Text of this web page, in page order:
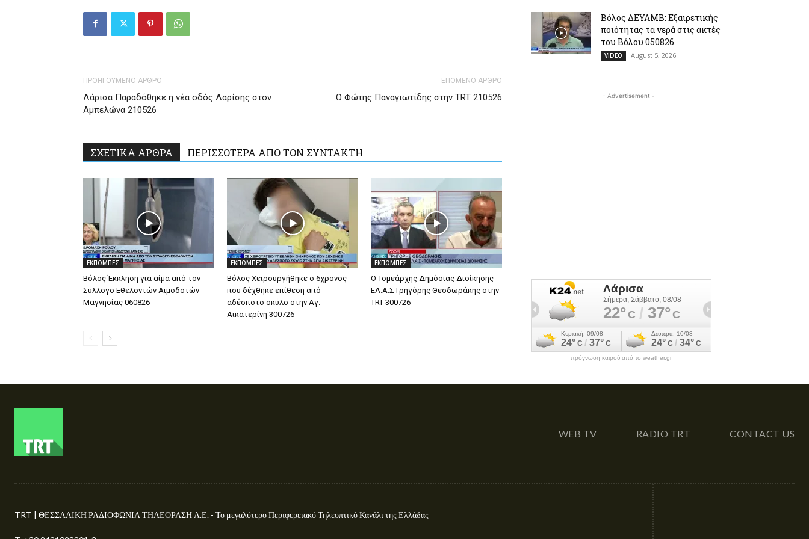
ΠΡΟΗΓΟΥΜΕΝΟ ΑΡΘΡΟ
Λάρισα Παραδόθηκε η νέα οδός Λαρίσης στον
Αμπελώνα 210526
ΕΠΟΜΕΝΟ ΑΡΘΡΟ
Ο Φώτης Παναγιωτίδης στην TRT 210526
ΣΧΕΤΙΚΑ ΑΡΘΡΑ ΠΕΡΙΣΣΟΤΕΡΑ ΑΠΟ ΤΟΝ ΣΥΝΤΑΚΤΗ
ΕΚΠΟΜΠΕΣ
Βόλος Έκκληση για αίμα από τον
Σύλλογο Εθελοντών Αιμοδοτών
Μαγνησίας 060826
ΕΚΠΟΜΠΕΣ
Βόλος Χειρουργήθηκε ο 6χρονος
που δέχθηκε επίθεση από
αδέσποτο σκύλο στην Αγ.
Αικατερίνη 300726
ΕΚΠΟΜΠΕΣ
Ο Τομεάρχης Δημόσιας Διοίκησης
ΕΛ.Α.Σ Γρηγόρης Θεοδωράκης στην
TRT 300726
Βόλος ΔΕΥΑΜΒ: Εξαιρετικής
ποιότητας τα νερά στις ακτές
του Βόλου 050826
VIDEO August 5, 2026
- Advertisement -
πρόγνωση καιρού από το weather.gr
WEB TV RADIO TRT CONTACT US
TRT | ΘΕΣΣΑΛΙΚΗ ΡΑΔΙΟΦΩΝΙΑ ΤΗΛΕΟΡΑΣΗ Α.Ε. - Το μεγαλύτερο Περιφερειακό Τηλεοπτικό Κανάλι της Ελλάδας